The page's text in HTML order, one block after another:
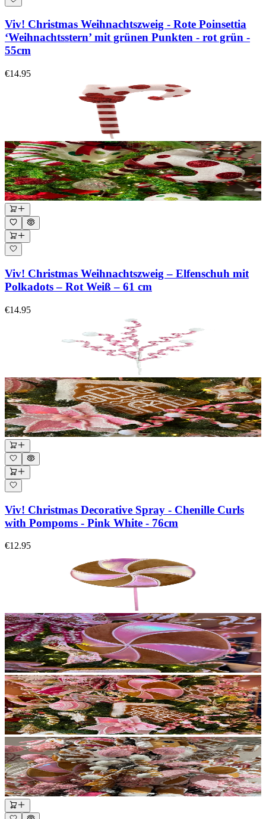
Viv! Christmas Weihnachtszweig - Rote Poinsettia
‘Weihnachtsstern’ mit grünen Punkten - rot grün -
55cm
€14.95
Viv! Christmas Weihnachtszweig – Elfenschuh mit
Polkadots – Rot Weiß – 61 cm
€14.95
Viv! Christmas Decorative Spray - Chenille Curls
with Pompoms - Pink White - 76cm
€12.95